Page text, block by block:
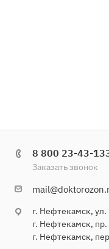
8 800 23-43-
Заказать звонок
г. Нефтекамск,
г. Нефтекамск,
г. Нефтекамск,